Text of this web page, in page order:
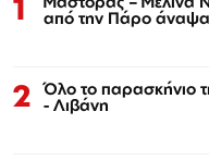
1 από την Πάρο
2 Όλο το παρασκήνιο
- Λιβάνη